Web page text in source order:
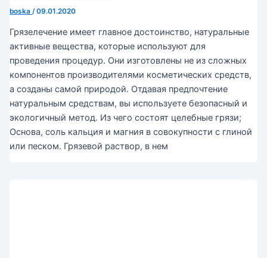
boska /09.01.2020
Грязелечение имеет главное достоинство, натуральные
активные вещества, которые используют для
проведения процедур. Они изготовлены не из сложных
компонентов производителями косметических средств,
а созданы самой природой. Отдавая предпочтение
натуральным средствам, вы используете безопасный и
экологичный метод. Из чего состоят целебные грязи;
Основа, соль кальция и магния в совокупности с глиной
или песком. Грязевой раствор, в нем